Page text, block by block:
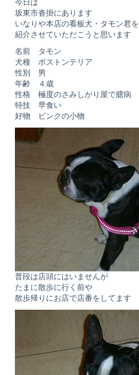
今日は
坂東市沓掛にあります
いなりや本店の看板犬・タモン君を
紹介させていただこうと思います
名前 タモン
犬種 ボストンテリア
性別 男
年齢 ４歳
性格 極度のさみしがり屋で臆病
特技 早食い
好物 ピンクの小物
普段は店頭にはいませんが
たまに散歩に行く前や
散歩帰りにお店で店番をしてます